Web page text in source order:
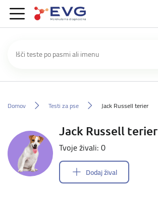
Domov Testi za pse Jack Russell terier
Jack Russell terier
Tvoje živali: 0
Dodaj žival